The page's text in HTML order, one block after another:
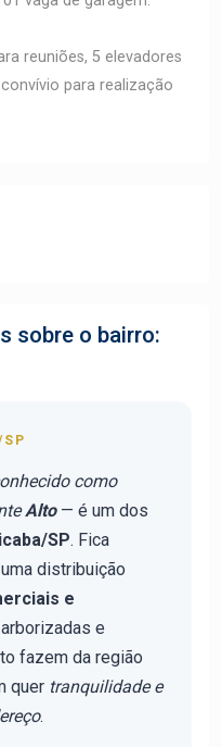
reuniões, 5 elevadores
para realização
sobre o bairro:
como
Alto— é um dos
SP. Fica
distribuição
e
e
fazem da região
quer tranquilidade e
.